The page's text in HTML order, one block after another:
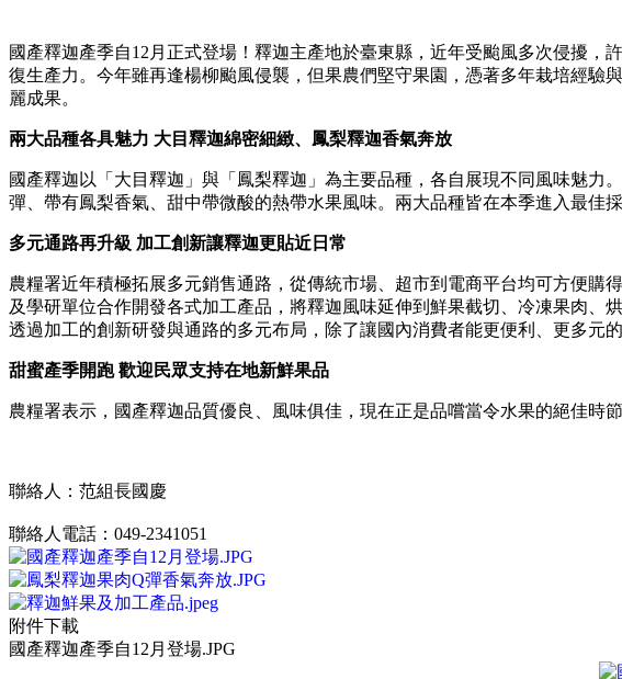
國產釋迦產季自12月正式登場！釋迦主產地於臺東縣，近年受颱風多次侵擾
復生產力。今年雖再逢楊柳颱風侵襲，但果農們堅守果園，憑著多年栽培經
麗成果。
兩大品種各具魅力 大目釋迦綿密細緻、鳳梨釋迦香氣奔放
國產釋迦以「大目釋迦」與「鳳梨釋迦」為主要品種，各自展現不同風味魅
彈、帶有鳳梨香氣、甜中帶微酸的熱帶水果風味。兩大品種皆在本季進入最佳
多元通路再升級 加工創新讓釋迦更貼近日常
農糧署近年積極拓展多元銷售通路，從傳統市場、超市到電商平台均可方便
及學研單位合作開發各式加工產品，將釋迦風味延伸到鮮果截切、冷凍果肉、
透過加工的創新研發與通路的多元布局，除了讓國內消費者能更便利、更多元
甜蜜產季開跑 歡迎民眾支持在地新鮮果品
農糧署表示，國產釋迦品質優良、風味俱佳，現在正是品嚐當令水果的絕佳時
聯絡人：范組長國慶
聯絡人電話：049-2341051
附件下載
國產釋迦產季自12月登場.JPG